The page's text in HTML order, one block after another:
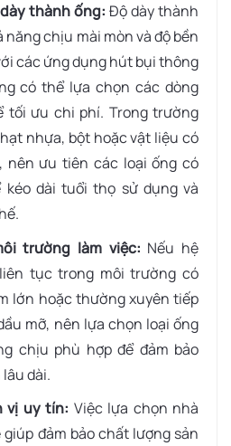
thành ống:Độ dày thành
chịu mài mòn và độ bền
các ứng dụng hút bụi thông
có thể lựa chọn các dòng
tối ưu chi phí. Trong trường
nhựa, bột hoặc vật liệu có
nên ưu tiên các loại ống có
kéo dài tuổi thọ sử dụng và
trường làm việc: Nếu hệ
tục trong môi trường có
lớn hoặc thường xuyên tiếp
mỡ, nên lựa chọn loại ống
chịu phù hợp để đảm bảo
dài.
vị uy tín: Việc lựa chọn nhà
đảm bảo chất lượng sản